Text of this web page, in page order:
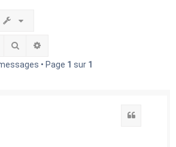
Rechercher
• Page 1 sur 1